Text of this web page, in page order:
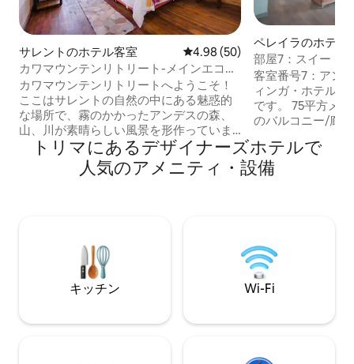
サレントのホテル客室 レビュー50件、5つ星中4.98つ
4.98 (50)
カワマウンテンリトリート-メインエコロ
ッジルーム-！
カワマウンテンリトリートへようこそ！
ここはサレントの自然の中にある魅惑的
な場所で、霧のかかったアンデスの森、
山、川が素晴らしい風景を形作っていま
す。 私たちは、素朴でありながらエレガ
ントな建築コンセプトに従った場所で、
この地域の典型的な職人技を通じて木材
ください。家のようにくつろぐことがで
ペレイラのホテル
部屋7：スイート
アンディノ
客室番号7：アン
ィンガ・ホテル
です。 75平方メートルの客室には、2つ
のバルコニー/廊
バルコニー/廊下
クがあります。
クリーンテレビ、
トリマにあるデ⁠ザ⁠イ⁠ナ⁠ー⁠ズホ⁠テ⁠ル⁠で
人⁠気⁠のア⁠メ⁠ニ⁠テ⁠ィ⁠・設⁠備
キッチン Wi-Fi